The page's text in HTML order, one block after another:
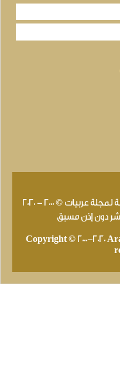
© 2000 - 2020
دون إذن مسبق
Copyright © 2000-